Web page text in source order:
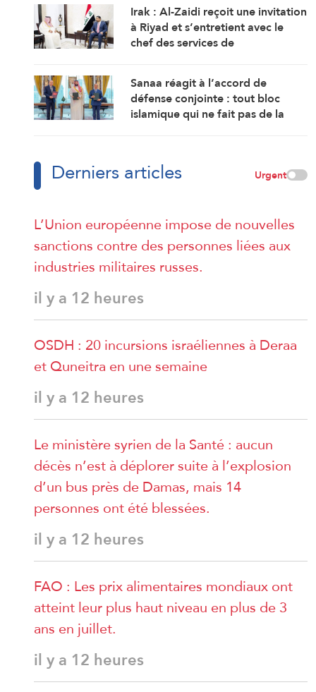
Irak : Al-Zaidi reçoit une invitation
à Riyad et s’entretient avec le
chef des services de
Sanaa réagit à l’accord de
défense conjointe : tout bloc
islamique qui ne fait pas de la
Derniers articles Urgent
L’Union européenne impose de nouvelles
sanctions contre des personnes liées aux
industries militaires russes.
il y a 12 heures
OSDH : 20 incursions israéliennes à Deraa
et Quneitra en une semaine
il y a 12 heures
Le ministère syrien de la Santé : aucun
décès n’est à déplorer suite à l’explosion
d’un bus près de Damas, mais 14
personnes ont été blessées.
il y a 12 heures
FAO : Les prix alimentaires mondiaux ont
atteint leur plus haut niveau en plus de 3
ans en juillet.
il y a 12 heures